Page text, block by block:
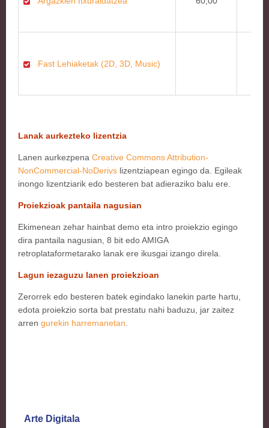
Fast Lehiaketak (2D, 3D, Music)
Lanak aurkezteko lizentzia
Lanen aurkezpena Creative Commons Attribution-
NonCommercial-NoDerivs lizentziapean egingo da. Egileak
inongo lizentziarik edo besteren bat adieraziko balu ere.
Proiekzioak pantaila nagusian
Ekimenean zehar hainbat demo eta intro proiekzio egingo
dira pantaila nagusian, 8 bit edoAMIGA
retroplataformetarako lanak ere ikusgai izango direla.
Lagun iezaguzu lanen proiekzioan
Zerorrek edo besteren batek egindako lanekin parte hartu,
edota proiekzio sorta bat prestatu nahi baduzu, jar zaitez
arren gurekin harremanetan
Arte Digitala